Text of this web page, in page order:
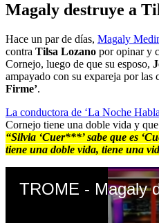
Magaly destruye a
Hace un par de días, Magaly
contra Tilsa Lozano por opinar y
Cornejo, luego de que su esposo,
ampayado con su expareja por las
Firme’.
La conductora de ‘La Noche
Cornejo tiene una doble vida y
“Silvia ‘Cuer***’ sabe que es
tiene una doble vida, tiene una